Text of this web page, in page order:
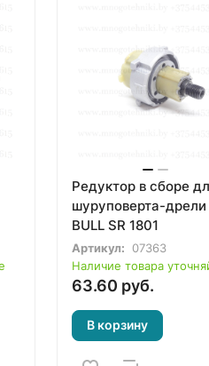
Редуктор в сборе
шуруповерта-дрели
BULL SR 1801
Артикул:
07363
Наличие товара
63.60 руб.
В корзину